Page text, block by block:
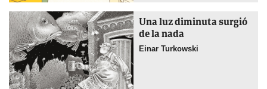
Una luz diminuta surgió
de la nada
Einar Turkowski